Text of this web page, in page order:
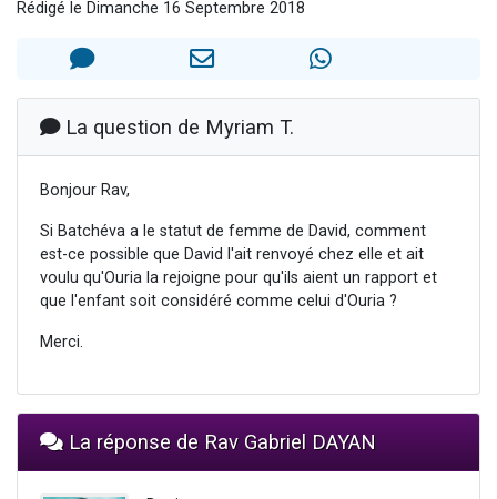
Il reste 49 places pour étudier en groupe sur Zoom
2 nouvelles musiques dans Torah-Box Music
6 personnes viennent de nous rejoindre sur WhatsApp
Rédigé le Dimanche 16 Septembre 2018
La question de Myriam T.
Bonjour Rav,
Si Batchéva a le statut de femme de David, comment
est-ce possible que David l'ait renvoyé chez elle et ait
voulu qu'Ouria la rejoigne pour qu'ils aient un rapport et
que l'enfant soit considéré comme celui d'Ouria ?
Merci.
La réponse de Rav Gabriel DAYAN